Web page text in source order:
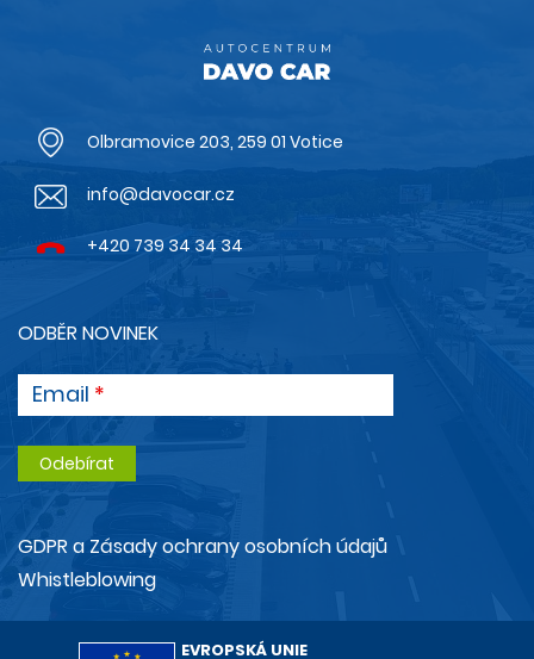
Olbramovice 203, 259 01 Votice
info@davocar.cz
+420 739 34 34 34
ODBĚR NOVINEK
Email
GDPR a Zásady ochrany osobních údajů
Whistleblowing
EVROPSKÁ UNIE